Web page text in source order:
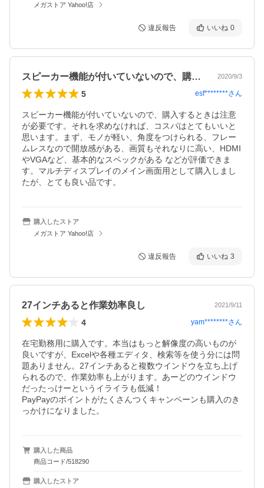
メガストア Yahoo!店
違反報告 いいね 0
スピーカー機能が付いていないので、購入… 2020/9/3
5 esf********さん
スピーカー機能が付いていないので、購入するときは注意
が必要です。それを求めなければ、コスパはとてもいいと
思います。まず、モノが軽い、角度をつけられる、フレー
ムレスなので開放感がある、画質もそれなりに高い、HDMI
やVGAなど、基本的なスペックがある などが評価できま
す。マルチディスプレイのメイン画面用として購入しまし
たが、とても良い品です。
購入したストア
メガストア Yahoo!店
違反報告 いいね 3
27インチあると作業効率良し 2021/9/11
4 yam********さん
在宅勤務用に購入です。本当はもっと解像度の高いものが
良いですが、Excelや各種エディタ、検索等を使う分には問
題ありません。27インチあると複数ウインドウを立ち上げ
られるので、作業効率も上がります。あーどのウインドウ
だったっけーというイライラも低減！
PayPayのポイントがたくさんつくキャンペーンも購入のき
っかけになりました。
購入した商品
商品コード/518290
購入したストア